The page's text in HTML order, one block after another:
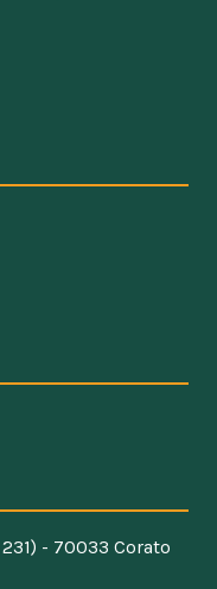
- 70033 Corato